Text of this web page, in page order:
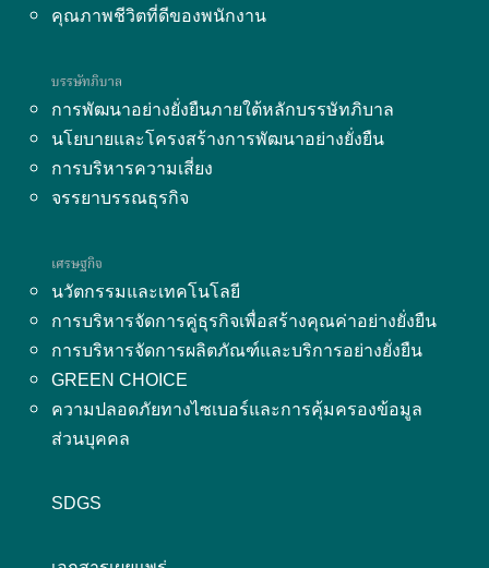
คุณภาพชีวิตที่ดีของพนักงาน
บรรษัทภิบาล
การพัฒนาอย่างยั่งยืนภายใต้หลักบรรษัทภิบาล
นโยบายและโครงสร้างการพัฒนาอย่างยั่งยืน
การบริหารความเสี่ยง
จรรยาบรรณธุรกิจ
เศรษฐกิจ
นวัตกรรมและเทคโนโลยี
การบริหารจัดการคู่ธุรกิจเพื่อสร้างคุณค่าอย่างยั่งยืน
การบริหารจัดการผลิตภัณฑ์และบริการอย่างยั่งยืน
GREEN CHOICE
ความปลอดภัยทางไซเบอร์และการคุ้มครองข้อมูล
ส่วนบุคคล
SDGS